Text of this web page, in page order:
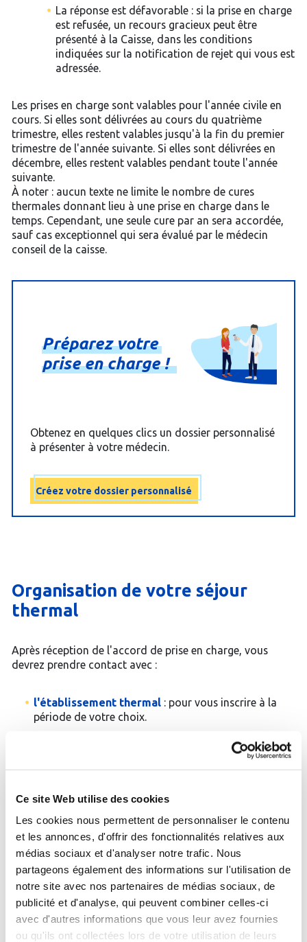
Ce site Web utilise des cookies
Les cookies nous permettent de personnaliser le contenu
et les annonces, d'offrir des fonctionnalités relatives aux
médias sociaux et d'analyser notre trafic. Nous
partageons également des informations sur l'utilisation de
notre site avec nos partenaires de médias sociaux, de
publicité et d'analyse, qui peuvent combiner celles-ci
avec d'autres informations que vous leur avez fournies
ou qu'ils ont collectées lors de votre utilisation de leurs
La réponse est défavorable : si la prise en charge
est refusée, un recours gracieux peut être
présenté à la Caisse, dans les conditions
indiquées sur la notification de rejet qui vous est
adressée.
Les prises en charge sont valables pour l'année civile en
cours. Si elles sont délivrées au cours du quatrième
trimestre, elles restent valables jusqu'à la fin du premier
trimestre de l'année suivante. Si elles sont délivrées en
décembre, elles restent valables pendant toute l'année
suivante.
À noter : aucun texte ne limite le nombre de cures
thermales donnant lieu à une prise en charge dans le
temps. Cependant, une seule cure par an sera accordée,
sauf cas exceptionnel qui sera évalué par le médecin
conseil de la caisse.
Préparezvotre
priseencharge!
Obtenez en quelques clics un dossier personnalisé
à présenter à votre médecin.
Créez votre dossier personnalisé
Organisation de votre séjour
thermal
Après réception de l'accord de prise en charge, vous
devrez prendre contact avec :
l'établissement thermal: pour vous inscrire à la
période de votre choix.
: pour prendre
rendez-vous le jour de votre arrivée et en tout état
de cause avant le début de la cure.
l'office de tourisme, pour choisir un
meublés, les hébergements intégrés à l'établissement,
les campings, etc., la structure qui vous convient le
mieux. (Il est conseillé de ne pas verser d'arrhes pour
l'hébergement avant d'être en possession de l'accord
de prise en charge). De plus en plus de stations
disposent de centrales de réservation qui simplifient
les démarches.